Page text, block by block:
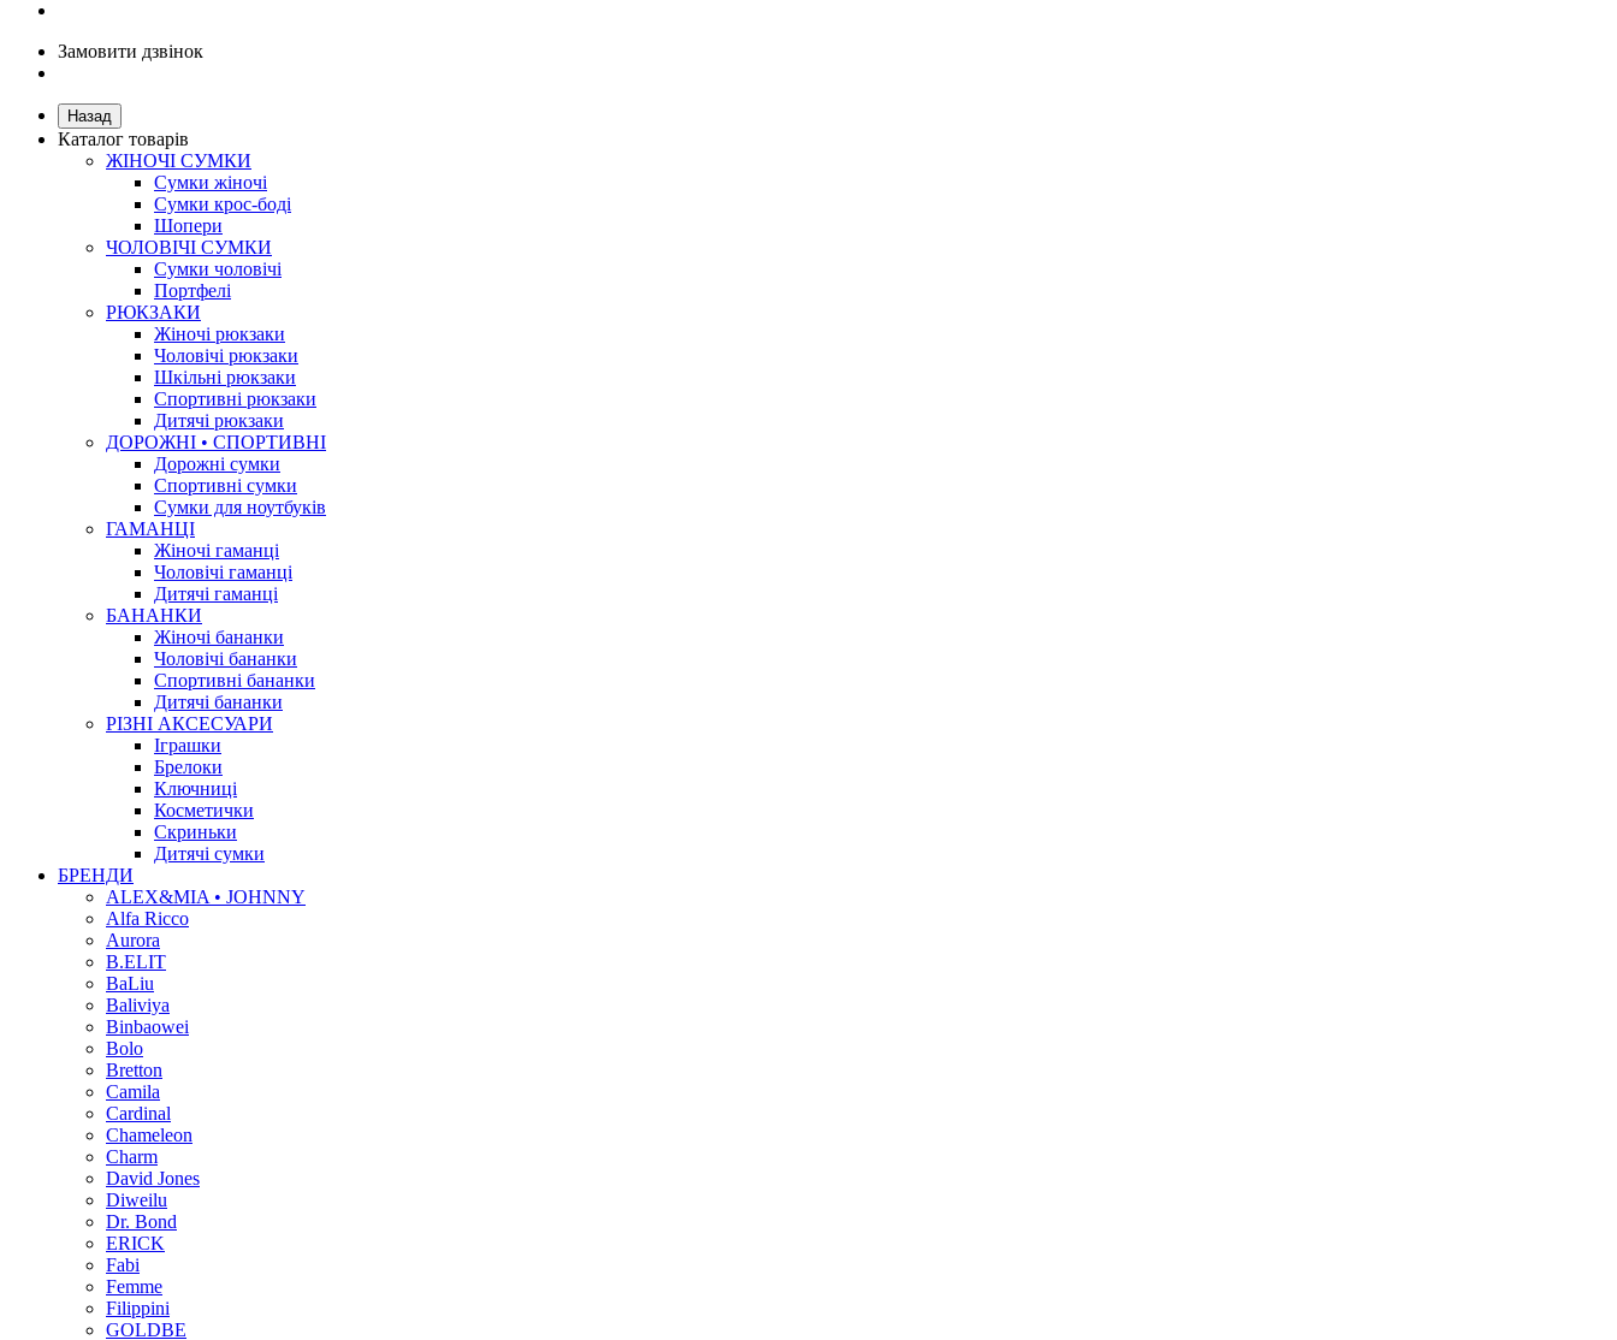
Замовити дзвінок
Назад
Каталог товарів
ЖІНОЧІ СУМКИ
Сумки жіночі
Сумки крос-боді
Шопери
ЧОЛОВІЧІ СУМКИ
Сумки чоловічі
Портфелі
РЮКЗАКИ
Жіночі рюкзаки
Чоловічі рюкзаки
Шкільні рюкзаки
Спортивні рюкзаки
Дитячі рюкзаки
ДОРОЖНІ • СПОРТИВНІ
Дорожні сумки
Спортивні сумки
Сумки для ноутбуків
ГАМАНЦІ
Жіночі гаманці
Чоловічі гаманці
Дитячі гаманці
БАНАНКИ
Жіночі бананки
Чоловічі бананки
Спортивні бананки
Дитячі бананки
РІЗНІ АКСЕСУАРИ
Іграшки
Брелоки
Ключниці
Косметички
Скриньки
Дитячі сумки
БРЕНДИ
ALEX&MIA • JOHNNY
Alfa Ricco
Aurora
B.ELIT
BaLiu
Baliviya
Binbaowei
Bolo
Bretton
Camila
Cardinal
Chameleon
Charm
David Jones
Diweilu
Dr. Bond
ERICK
Fabi
Femme
Filippini
GOLDBE